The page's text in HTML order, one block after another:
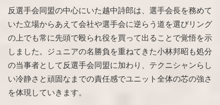
反選手会同盟の中心にいた越中詩郎は、選手会長を務めて
いた立場からあえて会社や選手会に逆らう道を選びリング
の上でも常に先頭で殴られ役を買って出ることで覚悟を示
しました。ジュニアの名勝負を重ねてきた小林邦昭も処分
の当事者として反選手会同盟に加わり、テクニシャンらし
い冷静さと頑固なまでの責任感でユニット全体の芯の強さ
を体現していきます。